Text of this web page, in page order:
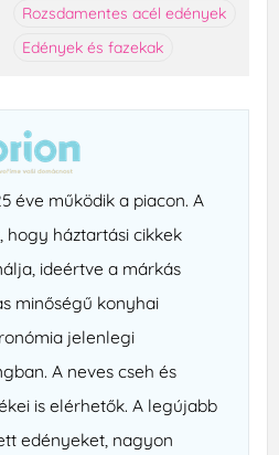
Rozsdamentes acél edények
Edények és fazekak
éve működik a piacon. A
hogy háztartási cikkek
ideértve a márkás
minőségű konyhai
jelenlegi
A neves cseh és
is elérhetők. A legújabb
edényeket, nagyon